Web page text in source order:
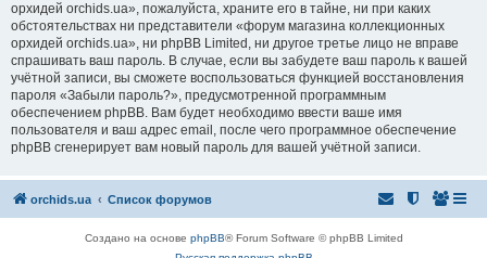
орхидей orchids.ua», пожалуйста, храните его в тайне, ни при каких
обстоятельствах ни представители «форум магазина коллекционных
орхидей orchids.ua», ни phpBB Limited, ни другое третье лицо не вправе
спрашивать ваш пароль. В случае, если вы забудете ваш пароль к вашей
учётной записи, вы сможете воспользоваться функцией восстановления
пароля «Забыли пароль?», предусмотренной программным
обеспечением phpBB. Вам будет необходимо ввести ваше имя
пользователя и ваш адрес email, после чего программное обеспечение
phpBB сгенерирует вам новый пароль для вашей учётной записи.
orchids.ua Список форумов
Создано на основе phpBB® Forum Software © phpBB Limited